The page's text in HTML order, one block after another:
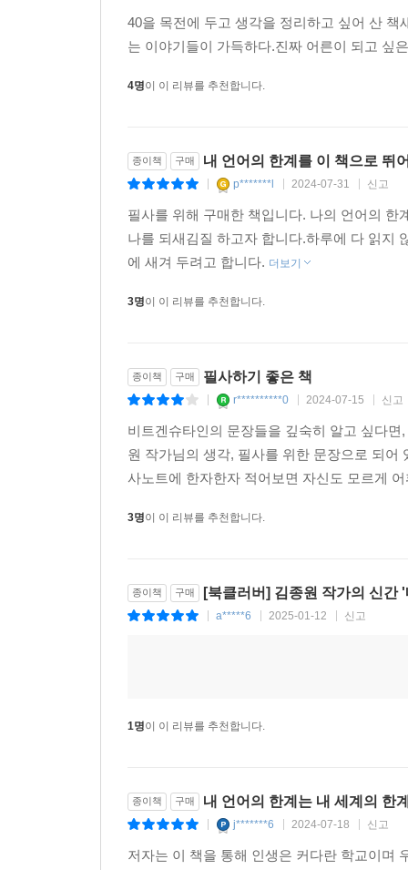
40을 목전에 두고 생각을 정리하고 싶어 산
는 이야기들이 가득하다.진짜 어른이 되고 싶
4명이 이 리뷰를 추천합니다.
종이책 구매 내 언어의 한계를 이 책으로 뛰
p*******l 2024-07-31 신고
필사를 위해 구매한 책입니다. 나의 언어의
나를 되새김질 하고자 합니다.하루에 다 읽지
에 새겨 두려고 합니다. 더보기
3명이 이 리뷰를 추천합니다.
종이책 구매 필사하기 좋은 책
r**********0 2024-07-15 신고
비트겐슈타인의 문장들을 깊숙히 알고 싶다
원 작가님의 생각, 필사를 위한 문장으로 되
사노트에 한자한자 적어보면 자신도 모르게
3명이 이 리뷰를 추천합니다.
종이책 구매 [북클러버] 김종원 작가의 신간
a*****6 2025-01-12 신고
1명이 이 리뷰를 추천합니다.
종이책 구매 내 언어의 한계는 내 세계의 한
j*******6 2024-07-18 신고
저자는 이 책을 통해 인생은 커다란 학교이며